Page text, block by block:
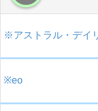
※アストラル・デイ
※eo